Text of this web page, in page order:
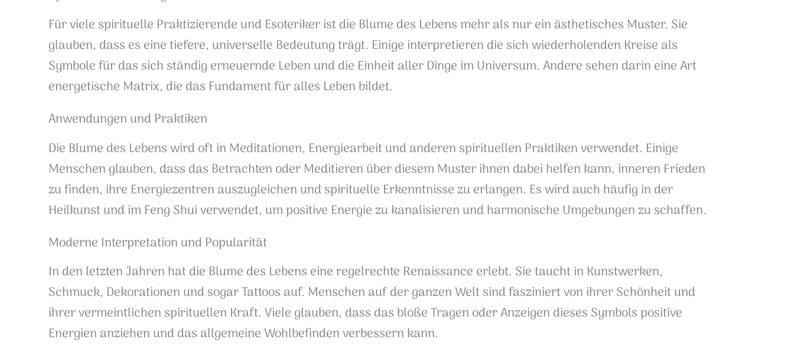
Für viele spirituelle Praktizierende und Esoteriker ist die Blume des Lebens mehr als nur ein ästhetisches Muster. Sie
glauben, dass es eine tiefere, universelle Bedeutung trägt. Einige interpretieren die sich wiederholenden Kreise als
Symbole für das sich ständig erneuernde Leben und die Einheit aller Dinge im Universum. Andere sehen darin eine Art
energetische Matrix, die das Fundament für alles Leben bildet.
Anwendungen und Praktiken
Die Blume des Lebens wird oft in Meditationen, Energiearbeit und anderen spirituellen Praktiken verwendet. Einige
Menschen glauben, dass das Betrachten oder Meditieren über diesem Muster ihnen dabei helfen kann, inneren Frieden
zu finden, ihre Energiezentren auszugleichen und spirituelle Erkenntnisse zu erlangen. Es wird auch häufig in der
Heilkunst und im Feng Shui verwendet, um positive Energie zu kanalisieren und harmonische Umgebungen zu schaffen.
Moderne Interpretation und Popularität
In den letzten Jahren hat die Blume des Lebens eine regelrechte Renaissance erlebt. Sie taucht in Kunstwerken,
Schmuck, Dekorationen und sogar Tattoos auf. Menschen auf der ganzen Welt sind fasziniert von ihrer Schönheit und
ihrer vermeintlichen spirituellen Kraft. Viele glauben, dass das bloße Tragen oder Anzeigen dieses Symbols positive
Energien anziehen und das allgemeine Wohlbefinden verbessern kann.